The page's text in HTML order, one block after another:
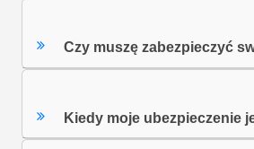
Czy muszę zabezpieczyć
Kiedy moje ubezpieczenie